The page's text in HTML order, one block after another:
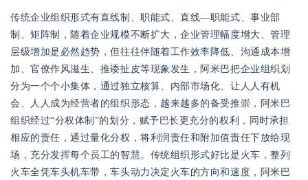
传统企业组织形式有直线制、职能式、直线—职能式、事业部
制、矩阵制，随着企业规模不断扩大，企业管理幅度增大、管理
层级增加是必然趋势，但往往伴随着工作效率降低、沟通成本增
加、官僚作风滋生、推诿扯皮等现象发生，阿米巴把企业组织划
分为一个个小集体，通过独立核算、内部市场化、让人人有机
会、人人成为经营者的组织形态，越来越多的备受推崇，阿米巴
组织经过“分权体制”的划分，赋予巴长更充分的权利，同时承担
相应的责任，通过量化分权，将利润责任和附加值责任下放给现
场，充分发挥每个员工的智慧。传统组织形式好比是火车，整列
火车全凭车头机车带，车头动力决定火车的方向和速度，阿米巴